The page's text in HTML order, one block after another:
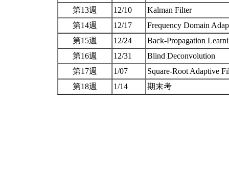
第13週
12/10
Kalman Filter
第14週
12/17
Frequency Domain
第15週
12/24
Back-Propagation
第16週
12/31
Blind Deconvolution
第17週
1/07
Square-Root Adaptive
第18週
1/14 期末考